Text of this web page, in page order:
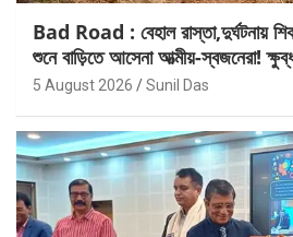
Bad Road : বেহাল রাস্তা,দুর্ঘটনায়
শুনে বাড়িতে আসেনা আত্মীয়-স্বজনেরা!
5 August 2026 Sunil Das